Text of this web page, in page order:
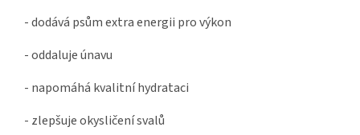
- dodává psům extra energii pro výkon
- oddaluje únavu
- napomáhá kvalitní hydrataci
- zlepšuje okysličení svalů